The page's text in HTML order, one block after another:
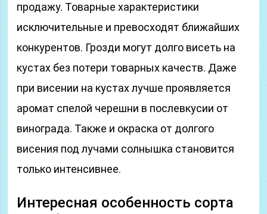
продажу. Товарные характеристики
исключительные и превосходят ближайших
конкурентов. Грозди могут долго висеть на
кустах без потери товарных качеств. Даже
при висении на кустах лучше проявляется
аромат спелой черешни в послевкусии от
винограда. Также и окраска от долгого
висения под лучами солнышка становится
только интенсивнее.
Интересная особенность сорта